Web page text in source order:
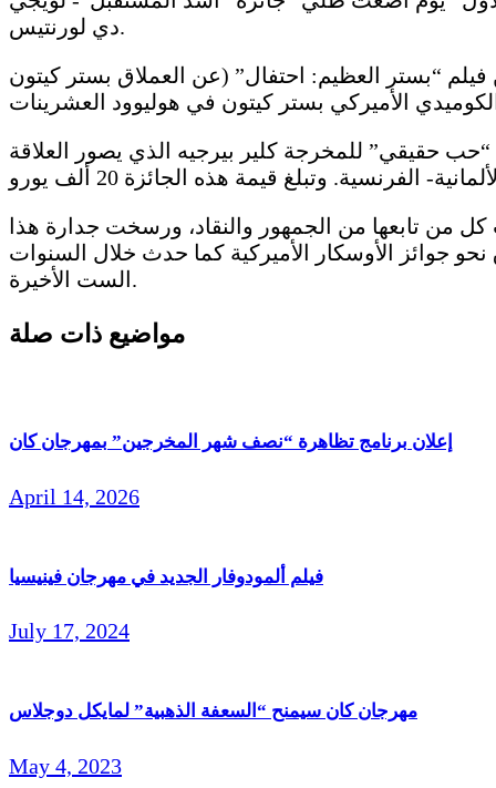
دي لورنتيس.
“بستر العظيم: احتفال” (عن العملاق بستر كيتون
“حب حقيقي” للمخرجة كلير بيرجيه الذي يصور العلاقة
من تابعها من الجمهور والنقاد، ورسخت جدارة هذا
جوائز الأوسكار الأميركية كما حدث خلال السنوات
الست الأخيرة.
مواضيع ذات صلة
إعلان برنامج تظاهرة “نصف شهر المخرجين” بمهرجان كان
April 14, 2026
فيلم ألمودوفار الجديد في مهرجان فينيسيا
July 17, 2024
مهرجان كان سيمنح “السعفة الذهبية” لمايكل دوجلاس
May 4, 2023